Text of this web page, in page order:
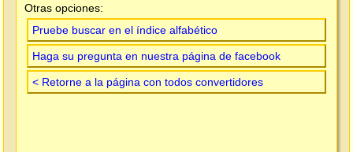
Otras opciones:
Pruebe buscar en el índice alfabético
Haga su pregunta en nuestra página de facebook
< Retorne a la página con todos convertidores